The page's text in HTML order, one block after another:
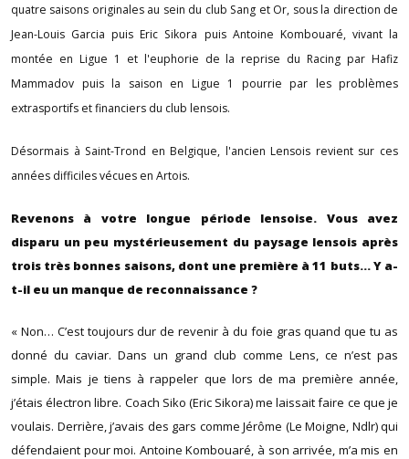
quatre saisons originales au sein du club Sang et Or, sous la direction de
Jean-Louis Garcia puis Eric Sikora puis Antoine Kombouaré, vivant la
montée en Ligue 1 et l'euphorie de la reprise du Racing par Hafiz
Mammadov puis la saison en Ligue 1 pourrie par les problèmes
extrasportifs et financiers du club lensois.
Désormais à Saint-Trond en Belgique, l'ancien Lensois revient sur ces
années difficiles vécues en Artois.
Revenons à votre longue période lensoise. Vous avez
disparu un peu mystérieusement du paysage lensois après
trois très bonnes saisons, dont une première à 11 buts… Y a-
t-il eu un manque de reconnaissance ?
« Non… C’est toujours dur de revenir à du foie gras quand que tu as
donné du caviar. Dans un grand club comme Lens, ce n’est pas
simple. Mais je tiens à rappeler que lors de ma première année,
j’étais électron libre. Coach Siko (Eric Sikora) me laissait faire ce que je
voulais. Derrière, j’avais des gars comme Jérôme (Le Moigne, Ndlr) qui
défendaient pour moi. Antoine Kombouaré, à son arrivée, m’a mis en